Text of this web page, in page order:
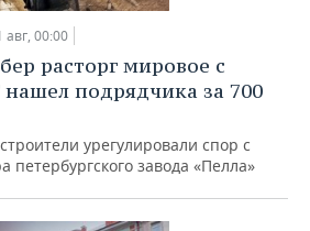
авг, 00:00
расторг мировое с
подрядчика за 700
урегулировали спор с
петербургского завода «Пелла»